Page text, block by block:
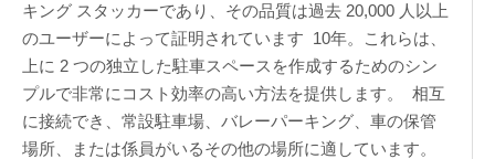
キング スタッカーであり、その品質は過去 20,000 人以上
のユーザーによって証明されています 10年。これらは、
上に 2 つの独立した駐車スペースを作成するためのシン
プルで非常にコスト効率の高い方法を提供します。 相互
に接続でき、常設駐車場、バレーパーキング、車の保管
場所、または係員がいるその他の場所に適しています。